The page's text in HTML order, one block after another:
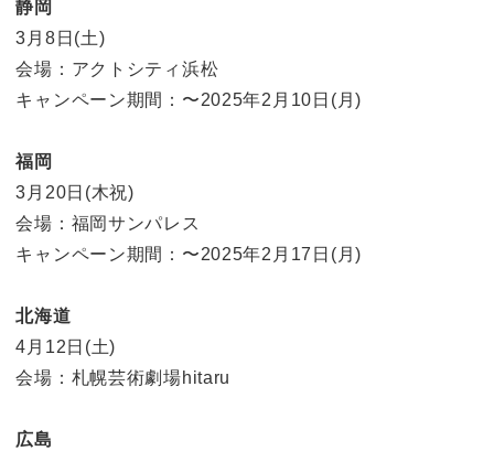
静岡
3月8日(土)
会場：アクトシティ浜松
キャンペーン期間：〜2025年2月10日(月)
福岡
3月20日(木祝)
会場：福岡サンパレス
キャンペーン期間：〜2025年2月17日(月)
北海道
4月12日(土)
会場：札幌芸術劇場hitaru
広島